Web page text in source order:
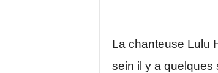
La chanteuse Lulu
sein il y a